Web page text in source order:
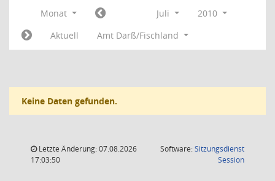
Monat Juli
2010
Aktuell
Amt Darß/Fischland
Keine Daten gefunden.
Letzte Änderung: 07.08.2026
17:03:50
Software:Sitzungsdienst
Session(Wird in